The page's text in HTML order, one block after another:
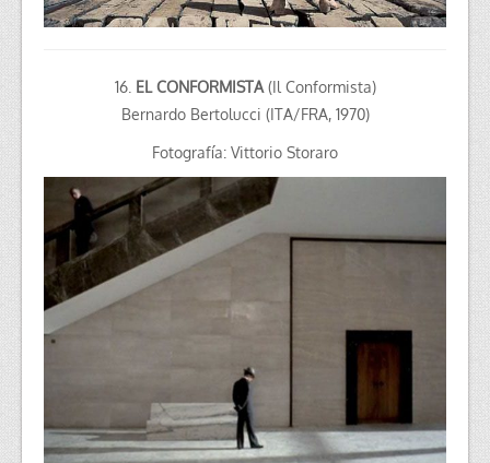
16. EL CONFORMISTA(Il Conformista)
Bernardo Bertolucci (ITA/FRA, 1970)
Fotografía: Vittorio Storaro